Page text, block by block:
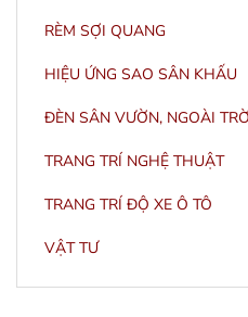
RÈM SỢI QUANG
HIỆU ỨNG SAO SÂN KHẤU
ĐÈN SÂN VƯỜN, NGOÀI
TRANG TRÍ NGHỆ THUẬT
TRANG TRÍ ĐỘ XE Ô TÔ
VẬT TƯ